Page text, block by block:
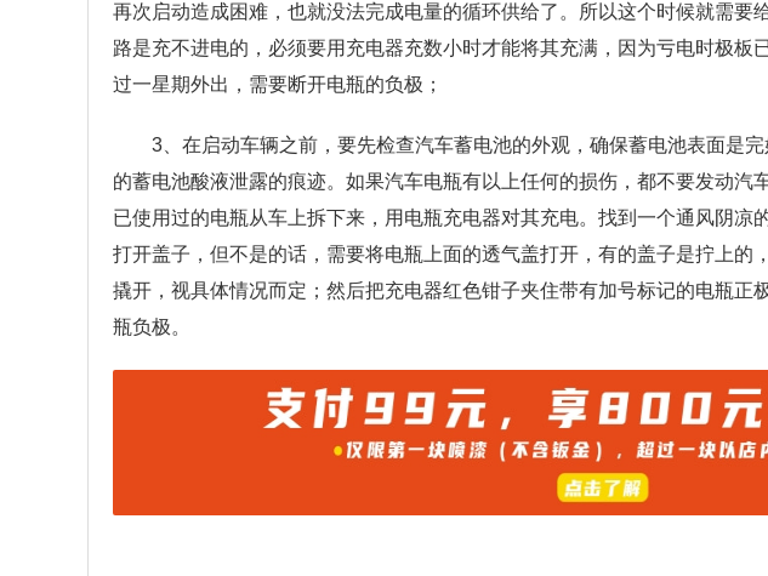
再次启动造成困难，也就没法完成电量的循环供给了。所以这个时候就需要
路是充不进电的，必须要用充电器充数小时才能将其充满，因为亏电时极板
过一星期外出，需要断开电瓶的负极；
3、在启动车辆之前，要先检查汽车蓄电池的外观，确保蓄电池表面是
的蓄电池酸液泄露的痕迹。如果汽车电瓶有以上任何的损伤，都不要发动汽
已使用过的电瓶从车上拆下来，用电瓶充电器对其充电。找到一个通风阴凉
打开盖子，但不是的话，需要将电瓶上面的透气盖打开，有的盖子是拧上的
撬开，视具体情况而定；然后把充电器红色钳子夹住带有加号标记的电瓶正
瓶负极。